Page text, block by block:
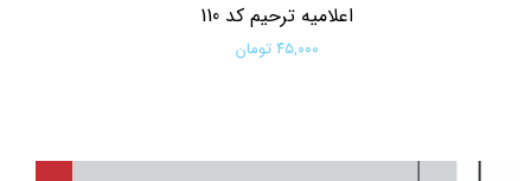
اعلامیه ترحیم کد 110
۴۵,۰۰۰ تومان